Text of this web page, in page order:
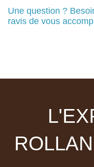
Une question ?
ravis de vous